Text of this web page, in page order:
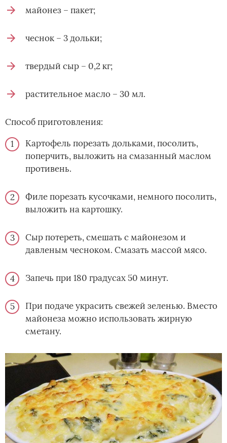
майонез – пакет;
чеснок – 3 дольки;
твердый сыр – 0,2 кг;
растительное масло – 30 мл.
Способ приготовления:
Картофель порезать дольками, посолить,
поперчить, выложить на смазанный маслом
противень.
Филе порезать кусочками, немного посолить,
выложить на картошку.
Сыр потереть, смешать с майонезом и
давленым чесноком. Смазать массой мясо.
Запечь при 180 градусах 50 минут.
При подаче украсить свежей зеленью. Вместо
майонеза можно использовать жирную
сметану.